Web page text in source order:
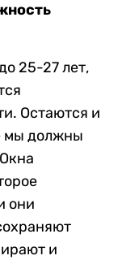
25-27 лет,
Остаются и
мы должны
они
и